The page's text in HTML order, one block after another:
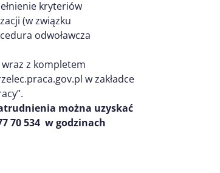
kryteriów
(w związku
odwoławcza
z kompletem
w zakładce
można uzyskać
70 534 w godzinach